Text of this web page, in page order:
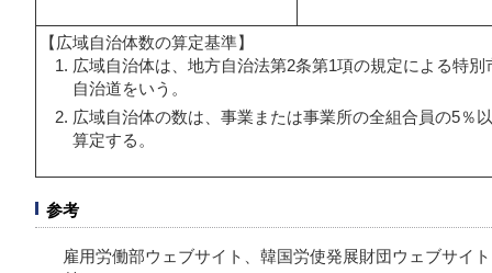
【広域自治体数の算定基準】
広域自治体は、地方自治法第2条第1項の規定による特
自治道をいう。
広域自治体の数は、事業または事業所の全組合員の5％
算定する。
参考
雇用労働部ウェブサイト、韓国労使発展財団ウェブサイ